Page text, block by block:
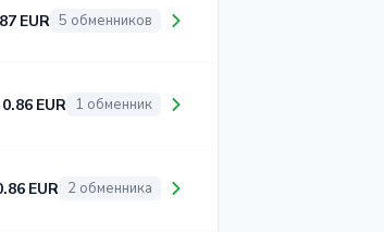
EUR 5 обменников
EUR 1 обменник
EUR 2 обменника